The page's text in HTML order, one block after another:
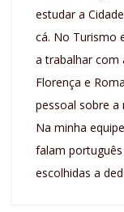
estudar a
cá. No Turismo
a trabalhar com
Florença e
pessoal sobre a
Na minha
falam
escolhidas a